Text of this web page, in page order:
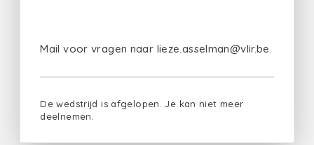
Mail voor vragen naar lieze.asselman@vlir.be.
De wedstrijd is afgelopen. Je kan niet meer
deelnemen.